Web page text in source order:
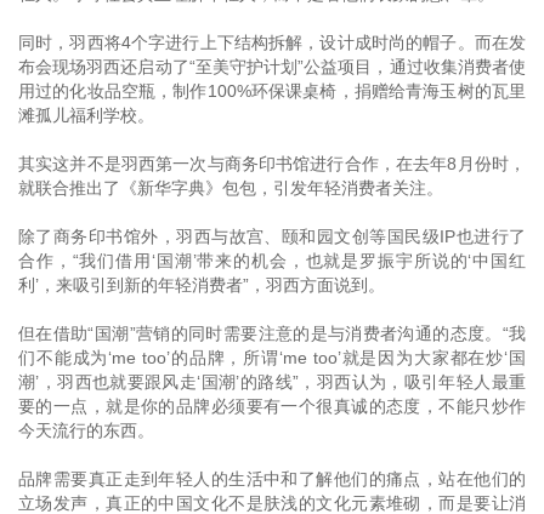
同时，羽西将4个字进行上下结构拆解，设计成时尚的帽子。而在发
布会现场羽西还启动了“至美守护计划”公益项目，通过收集消费者使
用过的化妆品空瓶，制作100%环保课桌椅，捐赠给青海玉树的瓦里
滩孤儿福利学校。
其实这并不是羽西第一次与商务印书馆进行合作，在去年8月份时，
就联合推出了《新华字典》包包，引发年轻消费者关注。
除了商务印书馆外，羽西与故宫、颐和园文创等国民级IP也进行了
合作，“我们借用‘国潮’带来的机会，也就是罗振宇所说的‘中国红
利’，来吸引到新的年轻消费者”，羽西方面说到。
但在借助“国潮”营销的同时需要注意的是与消费者沟通的态度。“我
们不能成为‘me too’的品牌，所谓‘me too’就是因为大家都在炒‘国
潮’，羽西也就要跟风走‘国潮’的路线”，羽西认为，吸引年轻人最重
要的一点，就是你的品牌必须要有一个很真诚的态度，不能只炒作
今天流行的东西。
品牌需要真正走到年轻人的生活中和了解他们的痛点，站在他们的
立场发声，真正的中国文化不是肤浅的文化元素堆砌，而是要让消